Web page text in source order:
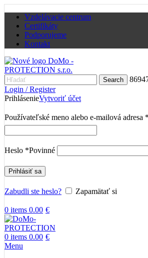
Vzdelávacie centrum
Certifikáty
Podporujeme
Kontakt
Search
Login / Register
PrihlásenieVytvoriť účet
Používateľské meno alebo e-mailová adresa *
Heslo *Povinné
Prihlásiť sa
Zabudli ste heslo? Zapamätať si
0 items 0.00 €
0 items 0.00 €
Menu